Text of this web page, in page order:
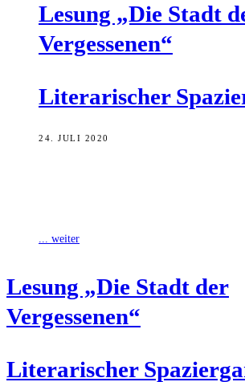
Lesung „Die Stadt
Vergessenen“
Lite­ra­ri­scher
24. JULI 2020
... weiter
Lesung „Die Stadt der
Vergessenen“
Lite­ra­ri­scher